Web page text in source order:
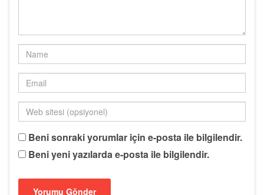
Beni sonraki yorumlar için e-posta ile bilgilendir.
Beni yeni yazılarda e-posta ile bilgilendir.